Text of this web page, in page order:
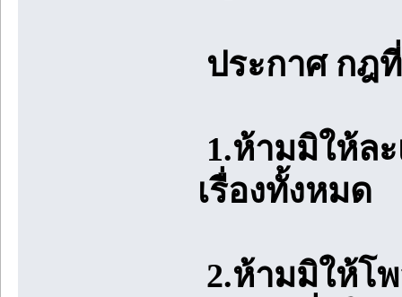
ประกาศ กฎ
1.ห้ามมิให้ล
เรื่องทั้งหมด
2.ห้ามมิให้โ